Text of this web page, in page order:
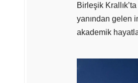
Birleşik
yanından gelen
akademik